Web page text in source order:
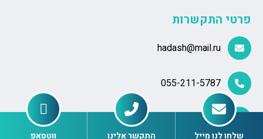
שלחו לנו מייל התקשר אלינו ווטסאפ
פרטי התקשרות
hadash@mail.ru
055-211-5787
יוסף לישנסקי 27, ראשון לציון